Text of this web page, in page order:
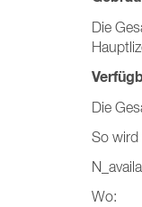
Die
Die
So wird
Wo: